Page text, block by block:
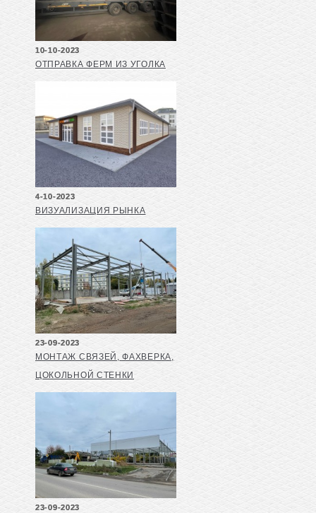
10-10-2023
ОТПРАВКА ФЕРМ ИЗ УГОЛКА
4-10-2023
ВИЗУАЛИЗАЦИЯ РЫНКА
23-09-2023
МОНТАЖ СВЯЗЕЙ, ФАХВЕРКА,
ЦОКОЛЬНОЙ СТЕНКИ
23-09-2023